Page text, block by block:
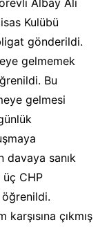
Albay Ali
Kulübü
gönderildi.
gelmemek
Bu
gelmesi
davaya sanık
üç CHP
çıkmış